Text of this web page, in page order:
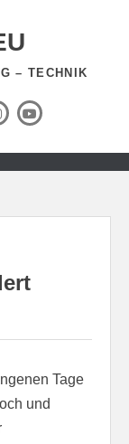
– TECHNIK
InstagramYouTube
Tage
und